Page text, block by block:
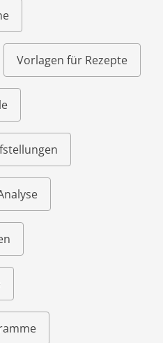
Vorlagen für Rezepte